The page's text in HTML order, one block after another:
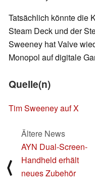
Tatsächlich könnte die
Steam Deck und der
Sweeney hat Valve
Monopol auf digitale
Quelle(n)
Tim Sweeney auf X
⟨
Ältere News
AYN Dual-Screen-
Handheld erhält
neues Zubehör